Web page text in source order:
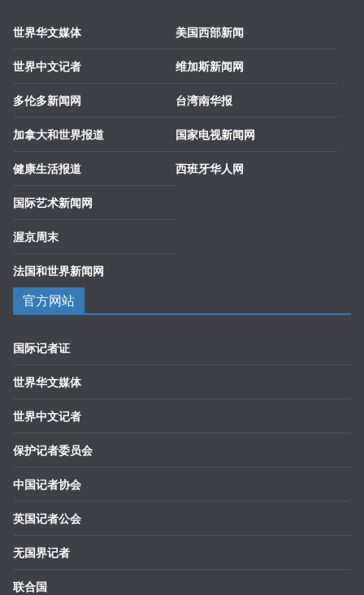
世界华文媒体
世界中文记者
多伦多新闻网
加拿大和世界报道
健康生活报道
国际艺术新闻网
渥京周末
法国和世界新闻网
美国西部新闻
维加斯新闻网
台湾南华报
国家电视新闻网
西班牙华人网
官方网站
国际记者证
世界华文媒体
世界中文记者
保护记者委员会
中国记者协会
英国记者公会
无国界记者
联合国